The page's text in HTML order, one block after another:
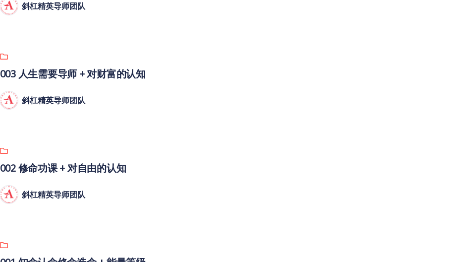
斜杠精英导师团队
003 人生需要导师 + 对财富的认知
斜杠精英导师团队
002 修命功课 + 对自由的认知
斜杠精英导师团队